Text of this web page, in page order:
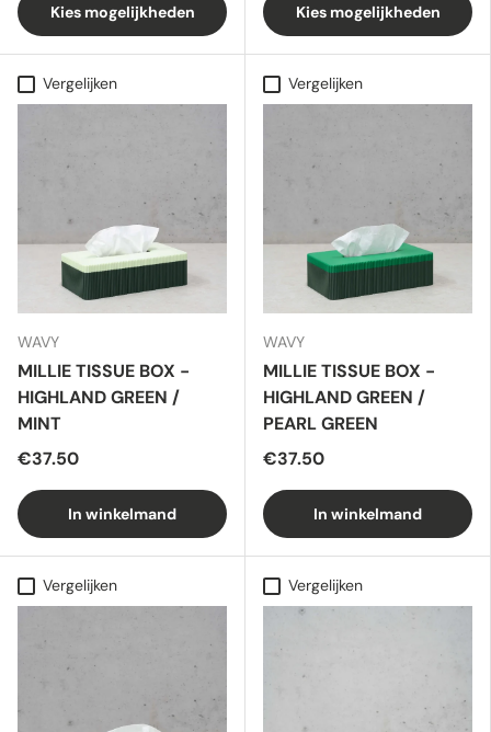
Kies mogelijkheden Kies mogelijkheden
Vergelijken
WAVY
MILLIE TISSUE BOX -
HIGHLAND GREEN /
MINT
€37.50
In winkelmand
Vergelijken
WAVY
MILLIE TISSUE BOX -
HIGHLAND GREEN /
PEARL GREEN
€37.50
In winkelmand
Vergelijken Vergelijken